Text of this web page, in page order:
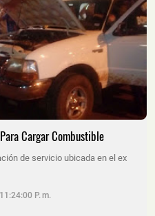
Cargar Combustible
de servicio ubicada en el ex
P. M.